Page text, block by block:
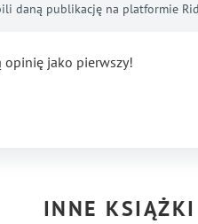
daną publikację na platformie
opinię jako pierwszy!
INNE KSIĄŻKI